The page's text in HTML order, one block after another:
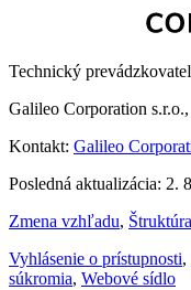
Technický
Galileo Corporation
Kontakt: Galileo
Posledná aktualizácia: 2.
Zmena vzhľadu,
Vyhlásenie o prístupnosti,
súkromia, Webové sídlo